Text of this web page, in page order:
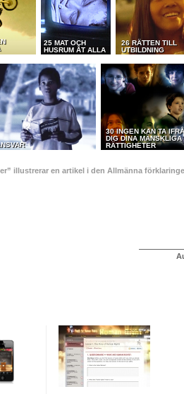
25 MAT OCH
HUSRUM ÅT ALLA
26 RÄTTEN TILL
UTBILDNING
30 INGEN KAN TA
DIG DINA MÄNSKLIGA
RÄTTIGHETER
illustrerar en artikel i den Allmänna